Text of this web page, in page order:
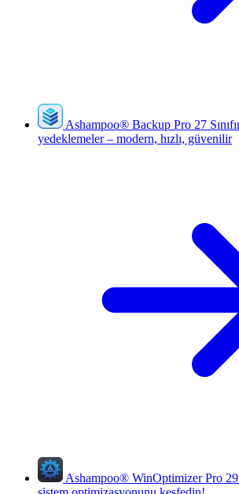
Ashampoo® Backup Pro 27
yedeklemeler – modern, hızlı, güvenilir
Ashampoo® WinOptimizer Pro 29